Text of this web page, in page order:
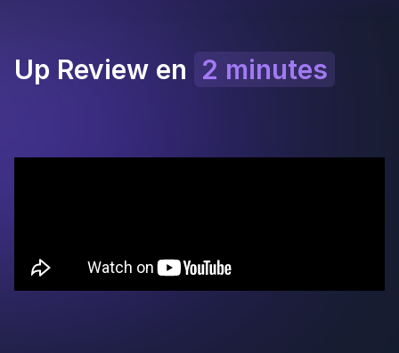
mensuel).
Pro : 89 € HT/mois en annuel (119 € en
10 établissements.
gamification marketing
haut de gamme